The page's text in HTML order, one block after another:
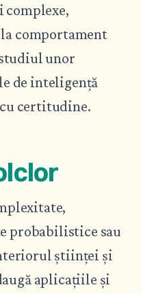
complexe,
comportament
unor
de inteligență
certitudine.
probabilistice sau
științei și
aplicațiile și